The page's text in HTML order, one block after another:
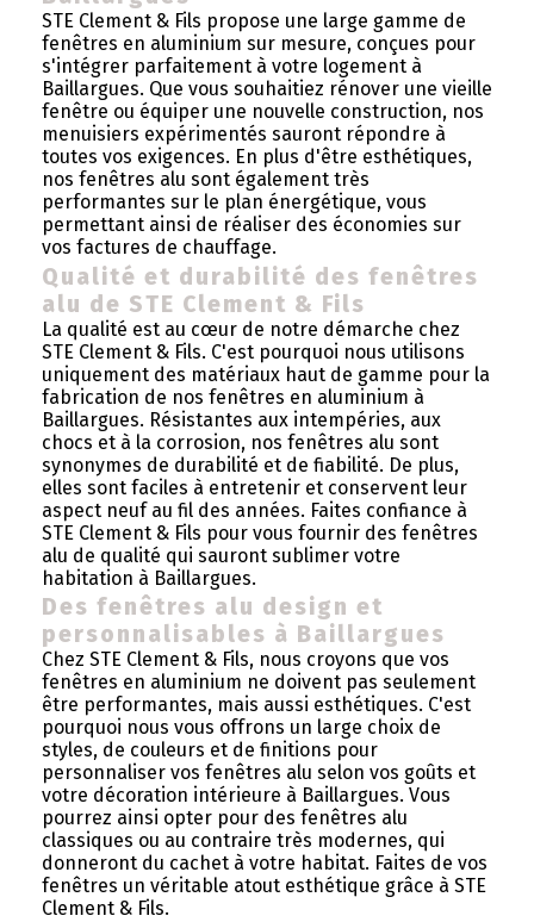
STE Clement & Fils propose une large gamme de
fenêtres en aluminium sur mesure, conçues pour
s'intégrer parfaitement à votre logement à
Baillargues. Que vous souhaitiez rénover une vieille
fenêtre ou équiper une nouvelle construction, nos
menuisiers expérimentés sauront répondre à
toutes vos exigences. En plus d'être esthétiques,
nos fenêtres alu sont également très
performantes sur le plan énergétique, vous
permettant ainsi de réaliser des économies sur
vos factures de chauffage.
Qualité et durabilité des fenêtres
alu de STE Clement & Fils
La qualité est au cœur de notre démarche chez
STE Clement & Fils. C'est pourquoi nous utilisons
uniquement des matériaux haut de gamme pour la
fabrication de nos fenêtres en aluminium à
Baillargues. Résistantes aux intempéries, aux
chocs et à la corrosion, nos fenêtres alu sont
synonymes de durabilité et de fiabilité. De plus,
elles sont faciles à entretenir et conservent leur
aspect neuf au fil des années. Faites confiance à
STE Clement & Fils pour vous fournir des fenêtres
alu de qualité qui sauront sublimer votre
habitation à Baillargues.
Des fenêtres alu design et
personnalisables à Baillargues
Chez STE Clement & Fils, nous croyons que vos
fenêtres en aluminium ne doivent pas seulement
être performantes, mais aussi esthétiques. C'est
pourquoi nous vous offrons un large choix de
styles, de couleurs et de finitions pour
personnaliser vos fenêtres alu selon vos goûts et
votre décoration intérieure à Baillargues. Vous
pourrez ainsi opter pour des fenêtres alu
classiques ou au contraire très modernes, qui
donneront du cachet à votre habitat. Faites de vos
fenêtres un véritable atout esthétique grâce à STE
Clement & Fils.